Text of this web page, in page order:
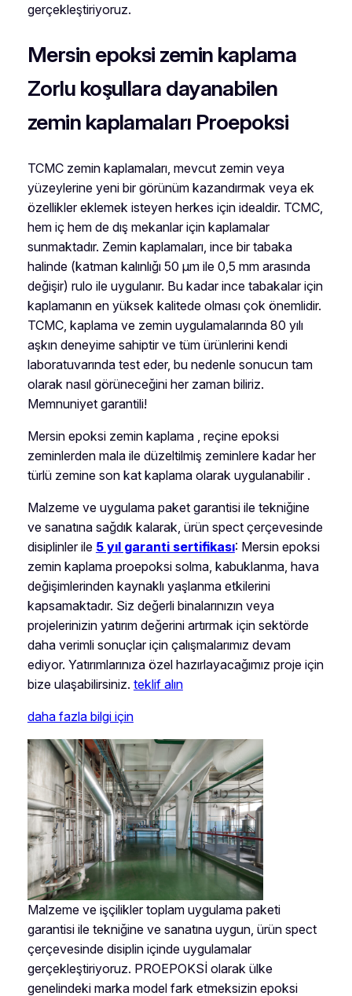
gerçekleştiriyoruz.
Mersin epoksi zemin kaplama
Zorlu koşullara dayanabilen
zemin kaplamaları Proepoksi
TCMC zemin kaplamaları, mevcut zemin veya
yüzeylerine yeni bir görünüm kazandırmak veya ek
özellikler eklemek isteyen herkes için idealdir. TCMC,
hem iç hem de dış mekanlar için kaplamalar
sunmaktadır. Zemin kaplamaları, ince bir tabaka
halinde (katman kalınlığı 50 μm ile 0,5 mm arasında
değişir) rulo ile uygulanır. Bu kadar ince tabakalar için
kaplamanın en yüksek kalitede olması çok önemlidir.
TCMC, kaplama ve zemin uygulamalarında 80 yılı
aşkın deneyime sahiptir ve tüm ürünlerini kendi
laboratuvarında test eder, bu nedenle sonucun tam
olarak nasıl görüneceğini her zaman biliriz.
Memnuniyet garantili!
Mersin epoksi zemin kaplama , reçine epoksi
zeminlerden mala ile düzeltilmiş zeminlere kadar her
türlü zemine son kat kaplama olarak uygulanabilir .
Malzeme ve uygulama paket garantisi ile tekniğine
ve sanatına sağdık kalarak, ürün spect çerçevesinde
disiplinler ile 5 yıl garanti sertifikası: Mersin epoksi
zemin kaplama proepoksi solma, kabuklanma, hava
değişimlerinden kaynaklı yaşlanma etkilerini
kapsamaktadır. Siz değerli binalarınızın veya
projelerinizin yatırım değerini artırmak için sektörde
daha verimli sonuçlar için çalışmalarımız devam
ediyor. Yatırımlarınıza özel hazırlayacağımız proje için
bize ulaşabilirsiniz. teklif alın
daha fazla bilgi için
Malzeme ve işçilikler toplam uygulama paketi
garantisi ile tekniğine ve sanatına uygun, ürün spect
çerçevesinde disiplin içinde uygulamalar
gerçekleştiriyoruz. PROEPOKSİ olarak ülke
genelindeki marka model fark etmeksizin epoksi